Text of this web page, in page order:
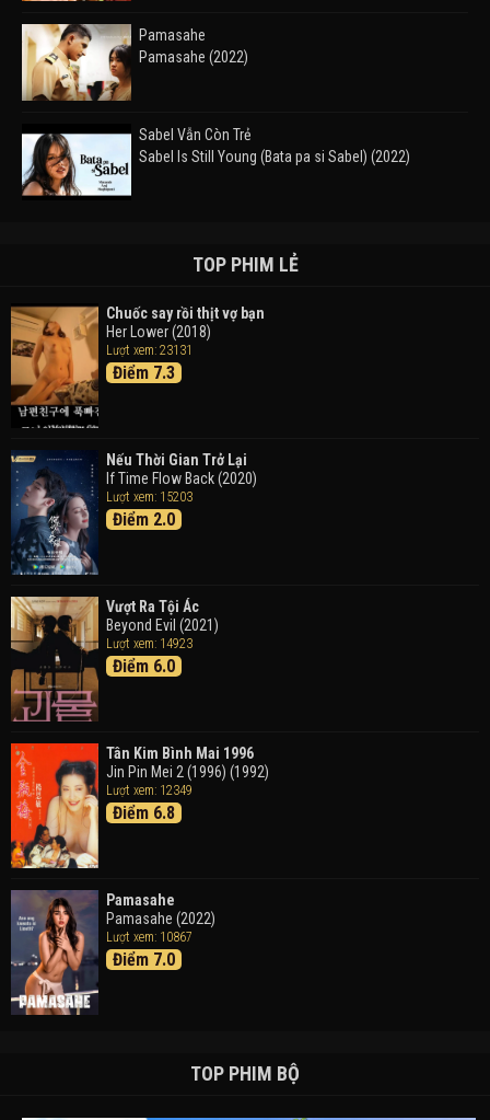
Pamasahe
Pamasahe (2022)
Sabel Vẫn Còn Trẻ
Sabel Is Still Young (Bata pa si Sabel) (2022)
Takas (2024)
Thám Tử Lừng Danh Conan 26: Tàu Ngầm Sắt Màu
Đen
Detective Conan: Black Iron Submarine (2023)
Trong Tranh
Doraemon the Movie: Nobita's Art World Tales (2025)
Tháng Ngày Tươi Đẹp
TOP PHIM LẺ
Chuốc say rồi thịt vợ bạn
Her Lower (2018)
Lượt xem: 23131
Điểm 7.3
Nếu Thời Gian Trở Lại
If Time Flow Back (2020)
Lượt xem: 15203
Điểm 2.0
Vượt Ra Tội Ác
Beyond Evil (2021)
Lượt xem: 14923
Điểm 6.0
Tân Kim Bình Mai 1996
Jin Pin Mei 2 (1996) (1992)
Lượt xem: 12349
Điểm 6.8
Pamasahe
Pamasahe (2022)
Lượt xem: 10867
Điểm 7.0
TOP PHIM BỘ